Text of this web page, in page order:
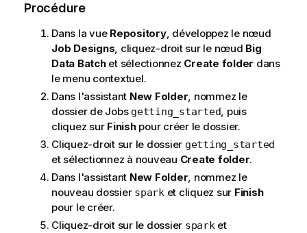
Procédure
Dans la vue Repository, développez le nœud
Job Designs, cliquez-droit sur le nœud Big
Data Batchet sélectionnez Create folder dans
le menu contextuel.
Dans l'assistant New Folder, nommez le
dossier de Jobs getting_started, puis
cliquez sur Finishpour créer le dossier.
Cliquez-droit sur le dossier getting_started
et sélectionnez à nouveau Create folder.
Dans l'assistant New Folder, nommez le
nouveau dossier sparket cliquez sur Finish
pour le créer.
Cliquez-droit sur le dossier sparket